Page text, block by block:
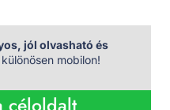
jól olvasható és
mobilon!